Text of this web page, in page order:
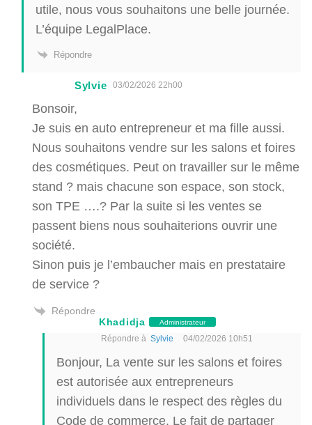
utile, nous vous souhaitons une belle journée.
L’équipe LegalPlace.
Répondre
Sylvie 03/02/2026 22h00
Bonsoir,
Je suis en auto entrepreneur et ma fille aussi.
Nous souhaitons vendre sur les salons et foires
des cosmétiques. Peut on travailler sur le même
stand ? mais chacune son espace, son stock,
son TPE ….? Par la suite si les ventes se
passent biens nous souhaiterions ouvrir une
société.
Sinon puis je l’embaucher mais en prestataire
de service ?
Répondre
Khadidja
Administrateur
Répondre à Sylvie 04/02/2026 10h51
Bonjour, La vente sur les salons et foires
est autorisée aux entrepreneurs
individuels dans le respect des règles du
Code de commerce. Le fait de partager